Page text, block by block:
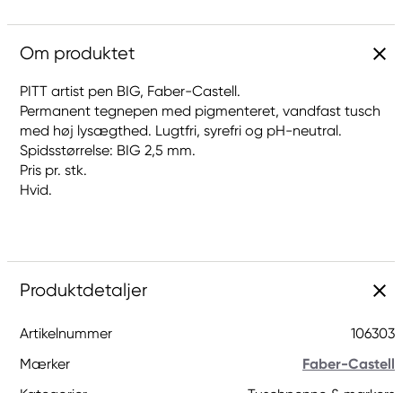
Om produktet
PITT artist pen BIG, Faber-Castell.
Permanent tegnepen med pigmenteret, vandfast tusch
med høj lysægthed. Lugtfri, syrefri og pH-neutral.
Spidsstørrelse: BIG 2,5 mm.
Pris pr. stk.
Hvid.
Produktdetaljer
Artikelnummer
106303
Mærker
Faber-Castell